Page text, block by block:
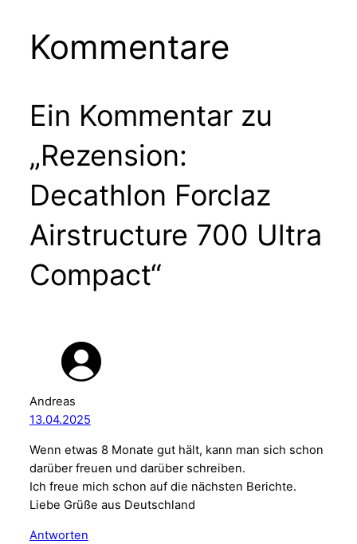
Kommentare
Ein Kommentar zu
„Rezension:
Decathlon Forclaz
Airstructure 700 Ultra
Compact“
Andreas
13.04.2025
Wenn etwas 8 Monate gut hält, kann man sich schon
darüber freuen und darüber schreiben.
Ich freue mich schon auf die nächsten Berichte.
Liebe Grüße aus Deutschland
Antworten